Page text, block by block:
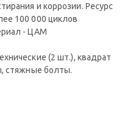
и коррозии. Ресурс
100 000 циклов
- ЦАМ
(2 шт.), квадрат
стяжные болты.